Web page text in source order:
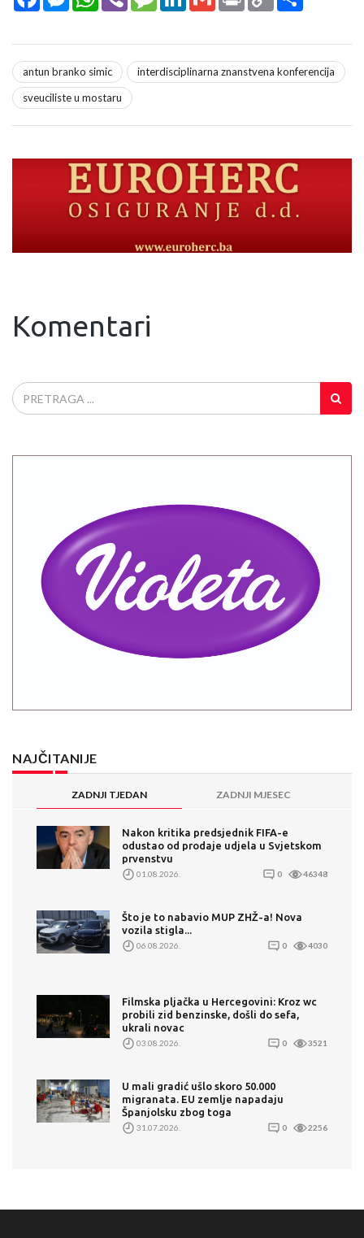
Link
antun branko simic
interdisciplinarna znanstvena konferencija
sveuciliste u mostaru
Komentari
NAJČITANIJE
ZADNJI TJEDAN ZADNJI MJESEC
Nakon kritika predsjednik FIFA-e
odustao od prodaje udjela u Svjetskom
prvenstvu
01.08.2026. 0 46348
Što je to nabavio MUP ZHŽ-a! Nova
vozila stigla...
06.08.2026. 0 4030
Filmska pljačka u Hercegovini: Kroz wc
probili zid benzinske, došli do sefa,
ukrali novac
03.08.2026. 0 3521
U mali gradić ušlo skoro 50.000
migranata. EU zemlje napadaju
Španjolsku zbog toga
31.07.2026. 0 2256